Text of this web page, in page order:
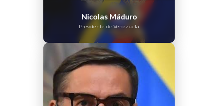
Nicolas Máduro
Presidente de Venezuela